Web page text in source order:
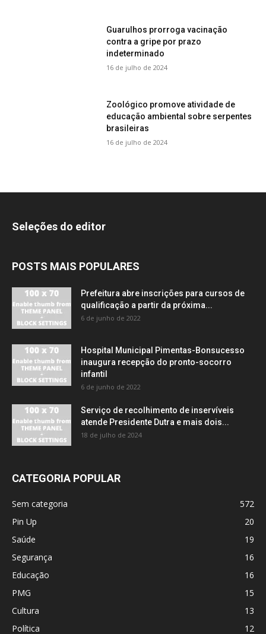
Guarulhos prorroga vacinação
contra a gripe por prazo
indeterminado
16 de julho de 2024
Zoológico promove atividade de
educação ambiental sobre serpentes
brasileiras
16 de julho de 2024
Seleções do editor
POSTS MAIS POPULARES
Prefeitura abre inscrições para cursos de
qualificação a partir da próxima...
6 de junho de 2022
Hospital Municipal Pimentas-Bonsucesso
inaugura recepção do pronto-socorro
infantil
6 de junho de 2022
Serviço de recolhimento de inservíveis
atende Presidente Dutra e mais dois...
18 de julho de 2024
CATEGORIA POPULAR
Sem categoria
572
Pin Up
20
Saúde
19
Segurança
16
Educação
16
PMG
15
Cultura
13
Política
12